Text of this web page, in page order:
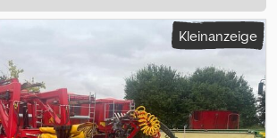
Kleinanzeige